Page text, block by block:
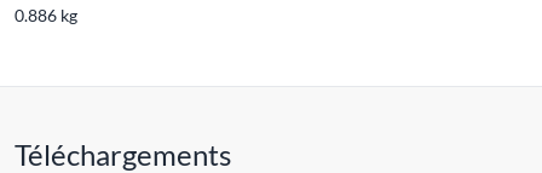
0.886 kg
Téléchargements